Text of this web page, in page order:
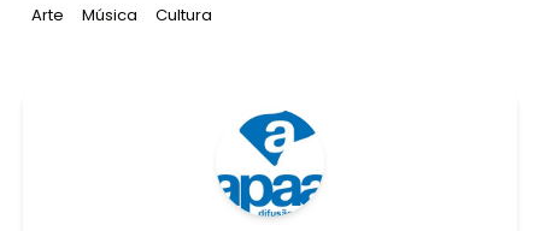
Tag:
Arte Tag:
Música Tag:
Cultura